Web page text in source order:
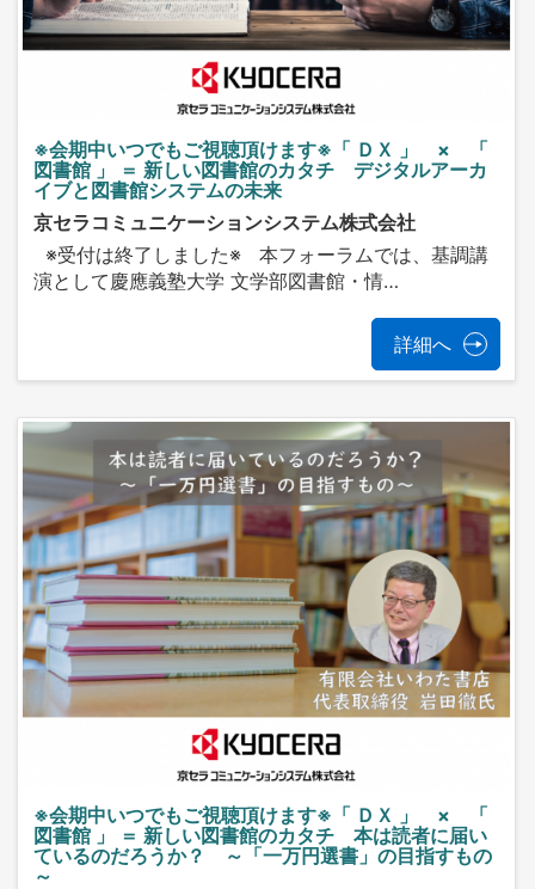
※会期中いつでもご視聴頂けます※「 ＤＸ 」 × 「
図書館 」 ＝ 新しい図書館のカタチ デジタルアーカ
イブと図書館システムの未来
京セラコミュニケーションシステム株式会社
※受付は終了しました※ 本フォーラムでは、基調講
演として慶應義塾大学 文学部図書館・情…
詳細へ
※会期中いつでもご視聴頂けます※「 ＤＸ 」 × 「
図書館 」 ＝ 新しい図書館のカタチ 本は読者に届い
ているのだろうか？ ～「一万円選書」の目指すもの
～